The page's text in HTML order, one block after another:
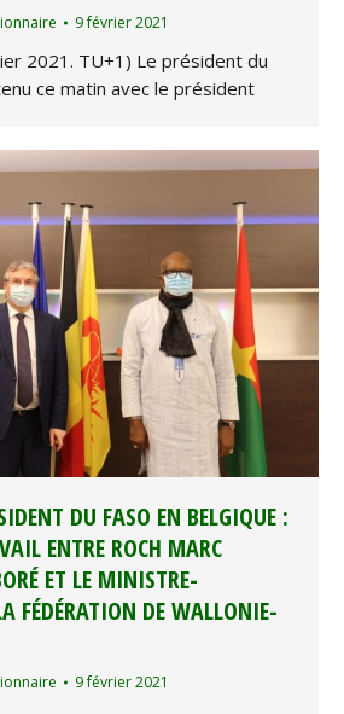
9 février 2021
2021. TU+1) Le président du
ce matin avec le président
DU FASO EN BELGIQUE :
ENTRE ROCH MARC
ET LE MINISTRE-
FÉDÉRATION DE WALLONIE-
9 février 2021